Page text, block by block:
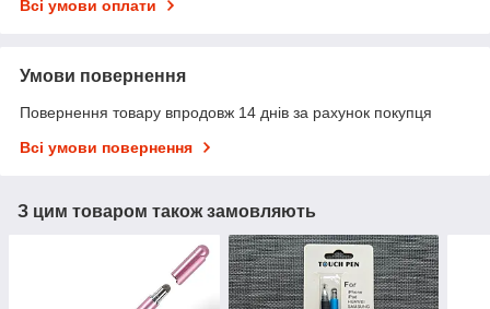
Всі умови оплати
Умови повернення
Повернення товару впродовж 14 днів за рахунок покупця
Всі умови повернення
З цим товаром також замовляють